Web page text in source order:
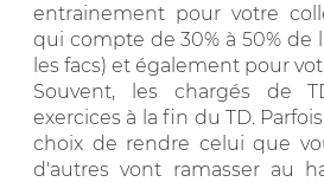
entrainement pour votre
qui compte de 30% à 50% de
les facs) et également pour
Souvent, les chargés de
exercices à la fin du TD.
choix de rendre celui que
d'autres vont ramasser au